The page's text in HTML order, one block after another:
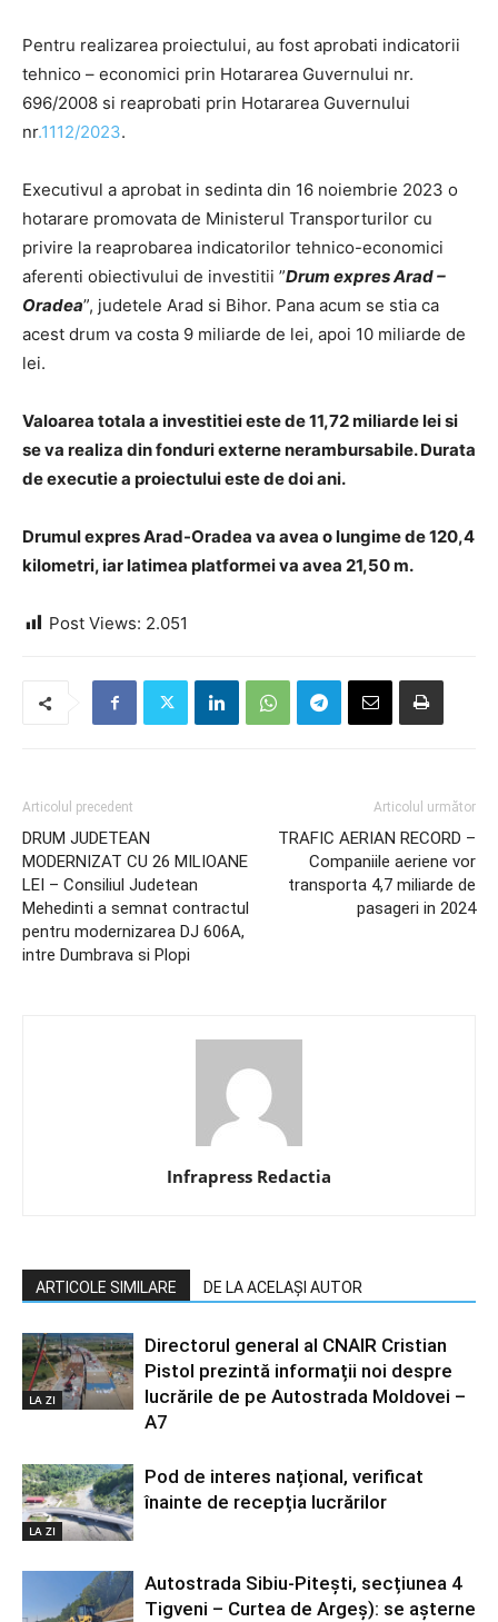
Pentru realizarea proiectului, au fost aprobati indicatorii
tehnico – economici prin Hotararea Guvernului nr.
696/2008 si reaprobati prin Hotararea Guvernului
nr.1112/2023.
Executivul a aprobat in sedinta din 16 noiembrie 2023 o
hotarare promovata de Ministerul Transporturilor cu
privire la reaprobarea indicatorilor tehnico-economici
aferenti obiectivului de investitii ”Drum expres Arad –
Oradea”, judetele Arad si Bihor. Pana acum se stia ca
acest drum va costa 9 miliarde de lei, apoi 10 miliarde de
lei.
Valoarea totala a investitiei este de 11,72 miliarde lei si
se va realiza din fonduri externe nerambursabile. Durata
de executie a proiectului este de doi ani.
Drumul expres Arad-Oradea va avea o lungime de 120,4
kilometri, iarlatimea platformei va avea 21,50 m.
Post Views: 2.051
Articolul precedent
DRUM JUDETEAN
MODERNIZAT CU 26 MILIOANE
LEI – Consiliul Judetean
Mehedinti a semnat contractul
pentru modernizarea DJ 606A,
intre Dumbrava si Plopi
Articolul următor
TRAFIC AERIAN RECORD –
Companiile aeriene vor
transporta 4,7 miliarde de
pasageri in 2024
Infrapress Redactia
ARTICOLE SIMILARE DE LA ACELAȘI AUTOR
LA ZI
Directorul general al CNAIR Cristian
Pistol prezintă informații noi despre
lucrările de pe Autostrada Moldovei –
A7
LA ZI
Pod de interes național, verificat
înainte de recepția lucrărilor
Autostrada Sibiu-Pitești, secțiunea 4
Tigveni – Curtea de Argeș): se așterne